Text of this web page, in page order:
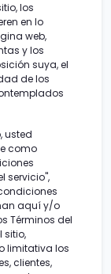
los
en lo
web,
y los
suya, el
de los
usted
como
servicio",
aquí y/o
Términos del
sitio,
limitativa los
clientes,